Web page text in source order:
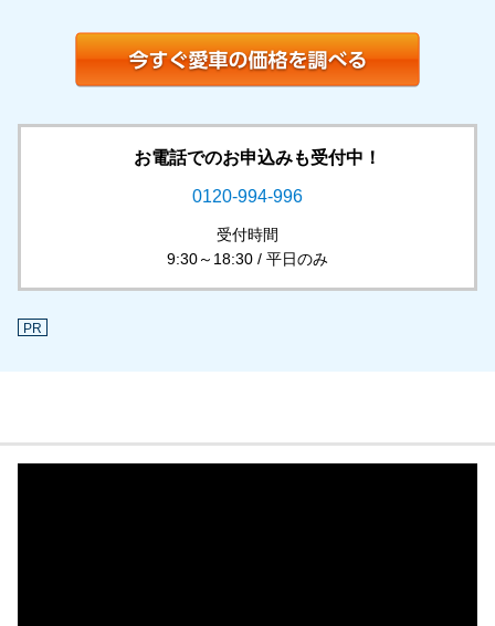
お電話でのお申込みも受付中！
0120-994-996
受付時間
9:30～18:30 / 平日のみ
PR